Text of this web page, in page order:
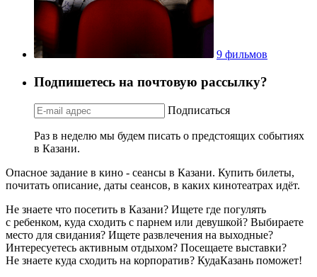
9 фильмов
Подпишетесь на почтовую рассылку?
Подписаться
Раз в неделю мы будем писать о предстоящих событиях
в Казани.
Опасное задание в кино - сеансы в Казани. Купить билеты,
почитать описание, даты сеансов, в каких кинотеатрах идёт.
Не знаете что посетить в Казани? Ищете где погулять
с ребенком, куда сходить с парнем или девушкой? Выбираете
место для свидания? Ищете развлечения на выходные?
Интересуетесь активным отдыхом? Посещаете выставки?
Не знаете куда сходить на корпоратив? КудаКазань поможет!